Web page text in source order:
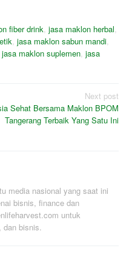
fiber drink jasa maklon herbal
jasa maklon sabun mandi
jasa maklon suplemen jasa
Next post
Sehat Bersama Maklon BPOM
Tangerang Terbaik Yang Satu Ini
media nasional yang saat ini
bisnis, finance dan
untuk
dan bisnis.